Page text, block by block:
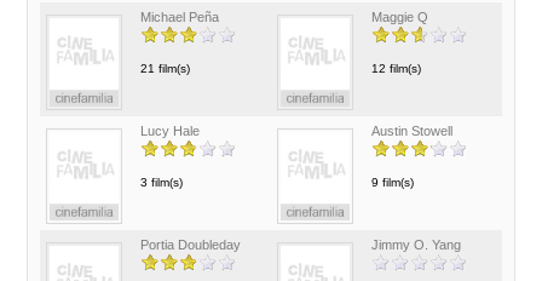
Michael Peña
21 film(s)
Maggie Q
12 film(s)
Lucy Hale
3 film(s)
Austin Stowell
9 film(s)
Portia Doubleday Jimmy O. Yang